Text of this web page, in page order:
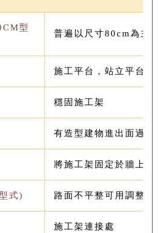
型
普遍以尺寸80cm為主
施工平台，站立平台
穩固施工架
有造型建物進出面過大
將施工架固定於牆上，
式) 路面不平整可用調整坐
施工架連接處